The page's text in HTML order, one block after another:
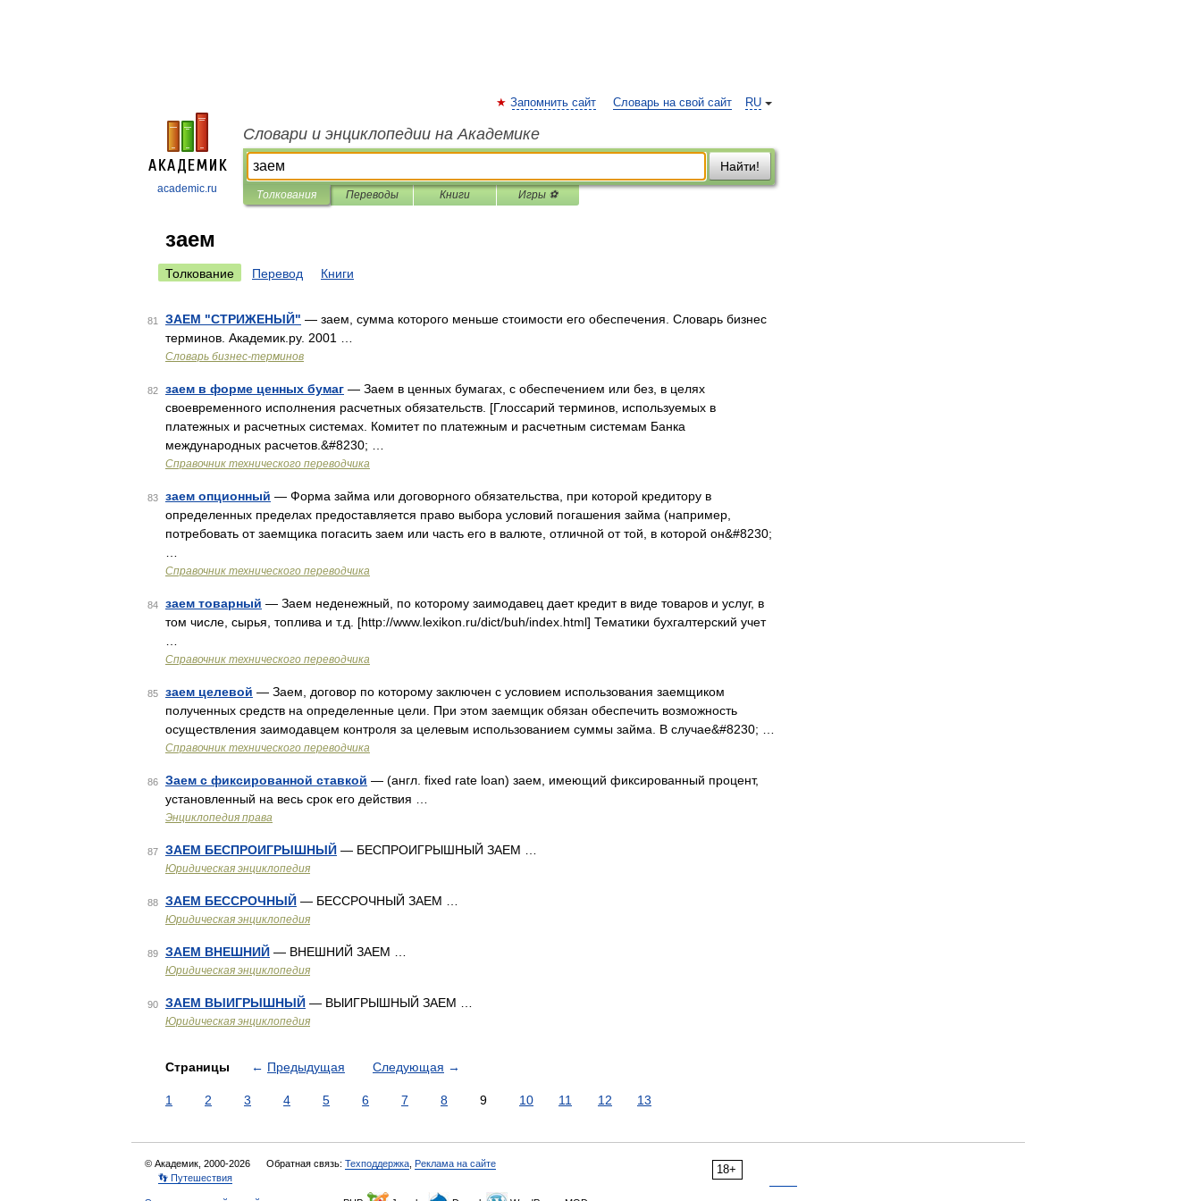
academic.ru
RU
Запомнить сайт Словарь на свой сайт
Словари и энциклопедии на Академике
Найти!
Толкования Переводы Книги Игры ⚽
заем
Толкование Перевод Книги
81 ЗАЕМ "СТРИЖЕНЫЙ" — заем, сумма которого меньше стоимости его обеспечения. Словарь бизнес
терминов. Академик.ру. 2001 …
Словарь бизнес-терминов
82 заем в форме ценных бумаг — Заем в ценных бумагах, с обеспечением или без, в целях
своевременного исполнения расчетных обязательств. [Глоссарий терминов, используемых в
платежных и расчетных системах. Комитет по платежным и расчетным системам Банка
международных расчетов.&#8230; …
Справочник технического переводчика
83 заем опционный — Форма займа или договорного обязательства, при которой кредитору в
определенных пределах предоставляется право выбора условий погашения займа (например,
потребовать от заемщика погасить заем или часть его в валюте, отличной от той, в которой он&#8230;
Справочник технического переводчика
84 заем товарный — Заем неденежный, по которому заимодавец дает кредит в виде товаров и услуг, в
том числе, сырья, топлива и т.д. [http://www.lexikon.ru/dict/buh/index.html] Тематики бухгалтерский учет
Справочник технического переводчика
85 заем целевой — Заем, договор по которому заключен с условием использования заемщиком
полученных средств на определенные цели. При этом заемщик обязан обеспечить возможность
осуществления заимодавцем контроля за целевым использованием суммы займа. В случае&#8230; …
Справочник технического переводчика
86 Заем с фиксированной ставкой — (англ. fixed rate loan) заем, имеющий фиксированный процент,
установленный на весь срок его действия …
Энциклопедия права
87 ЗАЕМ БЕСПРОИГРЫШНЫЙ — БЕСПРОИГРЫШНЫЙ ЗАЕМ …
Юридическая энциклопедия
88 ЗАЕМ БЕССРОЧНЫЙ — БЕССРОЧНЫЙ ЗАЕМ …
Юридическая энциклопедия
89 ЗАЕМ ВНЕШНИЙ — ВНЕШНИЙ ЗАЕМ …
Юридическая энциклопедия
90 ЗАЕМ ВЫИГРЫШНЫЙ — ВЫИГРЫШНЫЙ ЗАЕМ …
Юридическая энциклопедия
Страницы ← Предыдущая Следующая →
1 2 3 4 5 6 7 8 9 10 11 12 13
18+
© Академик, 2000-2026 Обратная связь: Техподдержка Реклама на сайте
👣 Путешествия